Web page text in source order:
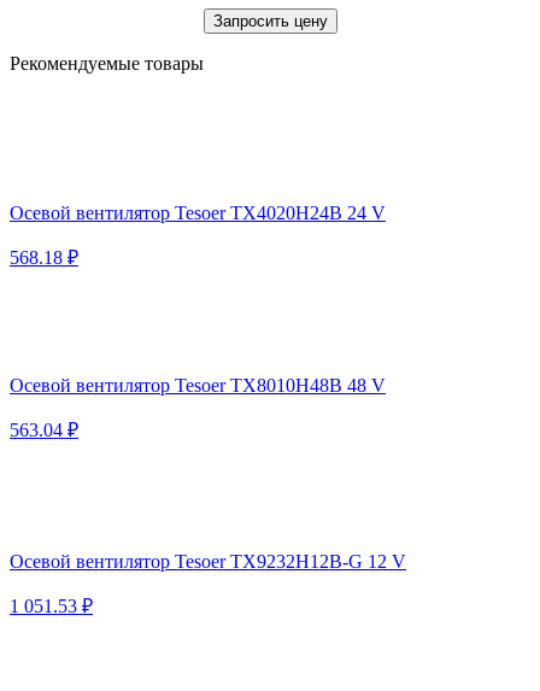
Запросить цену
Рекомендуемые товары
Осевой вентилятор Tesoer TX4020H24B 24 V
568.18 ₽
Осевой вентилятор Tesoer TX8010H48B 48 V
563.04 ₽
Осевой вентилятор Tesoer TX9232H12B-G 12 V
1 051.53 ₽